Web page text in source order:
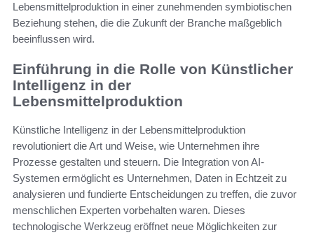
Lebensmittelproduktion in einer zunehmenden symbiotischen
Beziehung stehen, die die Zukunft der Branche maßgeblich
beeinflussen wird.
Einführung in die Rolle von Künstlicher
Intelligenz in der
Lebensmittelproduktion
Künstliche Intelligenz in der Lebensmittelproduktion
revolutioniert die Art und Weise, wie Unternehmen ihre
Prozesse gestalten und steuern. Die Integration von AI-
Systemen ermöglicht es Unternehmen, Daten in Echtzeit zu
analysieren und fundierte Entscheidungen zu treffen, die zuvor
menschlichen Experten vorbehalten waren. Dieses
technologische Werkzeug eröffnet neue Möglichkeiten zur